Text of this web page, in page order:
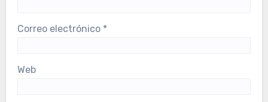
Correo electrónico *
Web